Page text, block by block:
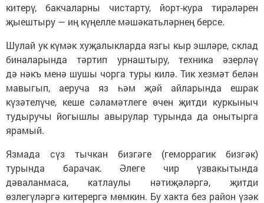
китерү, бакчаларны чистарту, йорт-кура тирәләрен
җыештыру — иң күңелле мәшәкатьләрнең берсе.
Шулай ук күмәк хуҗалыкларда язгы кыр эшләре, склад
биналарында тәртип урнаштыру, техника әзерләү
дә нәкъ менә шушы чорга туры килә. Тик хезмәт белән
мавыгып, аеруча яз һәм җәй айларында ешрак
күзәтелүче, кеше сәламәтлеге өчен җитди куркыныч
тудыручы йогышлы авырулар турында да онытырга
ярамый.
Язмада сүз тычкан бизгәге (геморрагик бизгәк)
турында барачак. Әлеге чир үзвакытында
дәваланмаса, катлаулы нәтиҗәләргә, җитди
өзлегүләргә китерергә мөмкин. Бу хакта без район үзәк